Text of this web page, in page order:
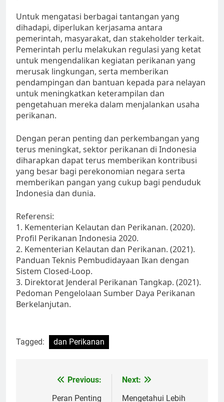
Untuk mengatasi berbagai tantangan yang
dihadapi, diperlukan kerjasama antara
pemerintah, masyarakat, dan stakeholder terkait.
Pemerintah perlu melakukan regulasi yang ketat
untuk mengendalikan kegiatan perikanan yang
merusak lingkungan, serta memberikan
pendampingan dan bantuan kepada para nelayan
untuk meningkatkan keterampilan dan
pengetahuan mereka dalam menjalankan usaha
perikanan.
Dengan peran penting dan perkembangan yang
terus meningkat, sektor perikanan di Indonesia
diharapkan dapat terus memberikan kontribusi
yang besar bagi perekonomian negara serta
memberikan pangan yang cukup bagi penduduk
Indonesia dan dunia.
Referensi:
1. Kementerian Kelautan dan Perikanan. (2020).
Profil Perikanan Indonesia 2020.
2. Kementerian Kelautan dan Perikanan. (2021).
Panduan Teknis Pembudidayaan Ikan dengan
Sistem Closed-Loop.
3. Direktorat Jenderal Perikanan Tangkap. (2021).
Pedoman Pengelolaan Sumber Daya Perikanan
Berkelanjutan.
Tagged: dan Perikanan
Previous:
Peran Penting
Next:
Mengetahui Lebih